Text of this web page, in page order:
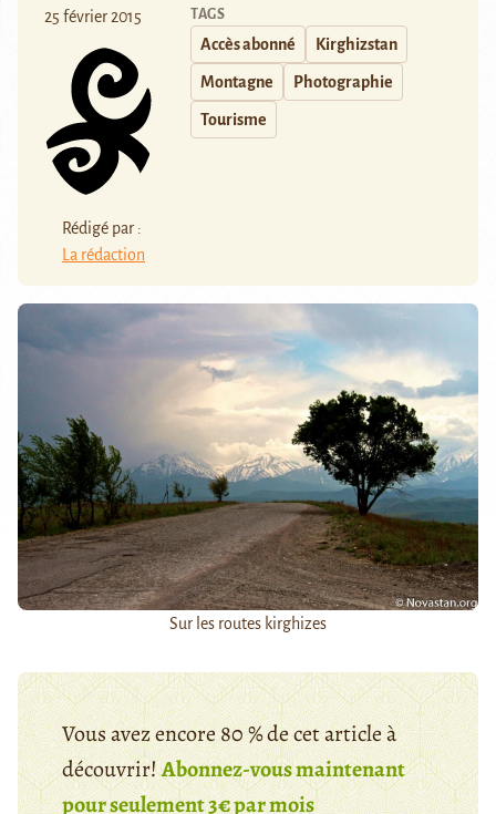
25 février 2015
Rédigé par :
La rédaction
TAGS
Accès abonné Kirghizstan
Montagne Photographie
Tourisme
Sur les routes kirghizes
Vous avez encore 80 % de cet article à
découvrir!Abonnez-vous maintenant
pour seulement 3€ par mois